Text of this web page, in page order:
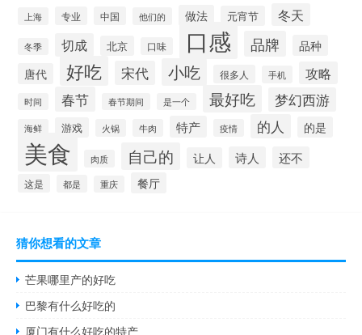
上海 专业 中国 他们的 做法 元宵节 冬天
冬季 切成 北京 口味 口感 品牌
品种
唐代
好吃 宋代 小吃 很多人 手机 攻略
时间 春节 春节期间 是一个 最好吃 梦幻西游
海鲜 游戏 火锅 牛肉 特产 疫情 的人 的是
美食 肉质 自己的 让人 诗人 还不
这是 都是 重庆 餐厅
猜你想看的文章
芒果哪里产的好吃
巴黎有什么好吃的
厦门有什么好吃的特产